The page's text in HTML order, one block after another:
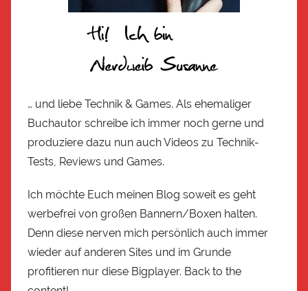
… und liebe Technik & Games. Als ehemaliger
Buchautor schreibe ich immer noch gerne und
produziere dazu nun auch Videos zu Technik-
Tests, Reviews und Games.
Ich möchte Euch meinen Blog soweit es geht
werbefrei von großen Bannern/Boxen halten.
Denn diese nerven mich persönlich auch immer
wieder auf anderen Sites und im Grunde
profitieren nur diese Bigplayer. Back to the